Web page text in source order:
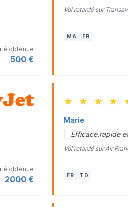
obtenue
500 €
Vol retardé sur
MA FR
obtenue
2000 €
★ ★ ★ ★
Marie
Efficace,rapide
Vol retardé sur Air
FR TD